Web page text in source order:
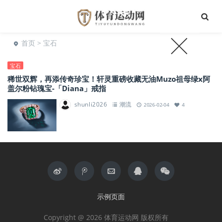
首页 > 宝石
宝石
稀世双辉，再添传奇珍宝！轩灵重磅收藏无油Muzo祖母绿x阿
盖尔粉钻瑰宝-「Diana」戒指
shunli2026 潮流 2026-02-04 4
示例页面
Copyright @ 2026 体育运动网 版权所有